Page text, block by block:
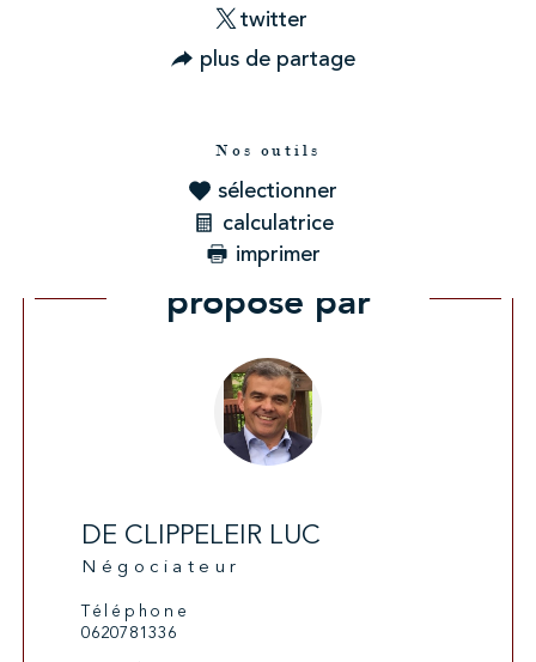
twitter
plus de partage
Nos outils
sélectionner
calculatrice
imprimer
Ce bien vous est
proposé par
DE CLIPPELEIR LUC
Négociateur
Téléphone
0620781336